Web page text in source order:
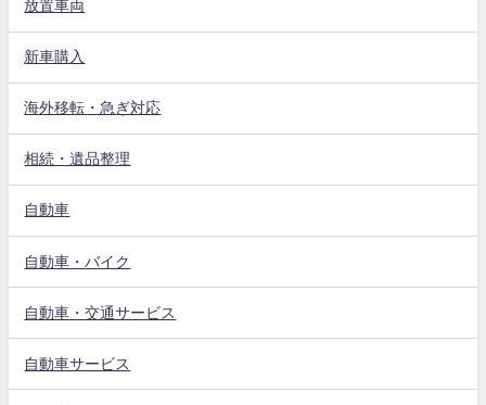
放置車両
新車購入
海外移転・急ぎ対応
相続・遺品整理
自動車
自動車・バイク
自動車・交通サービス
自動車サービス